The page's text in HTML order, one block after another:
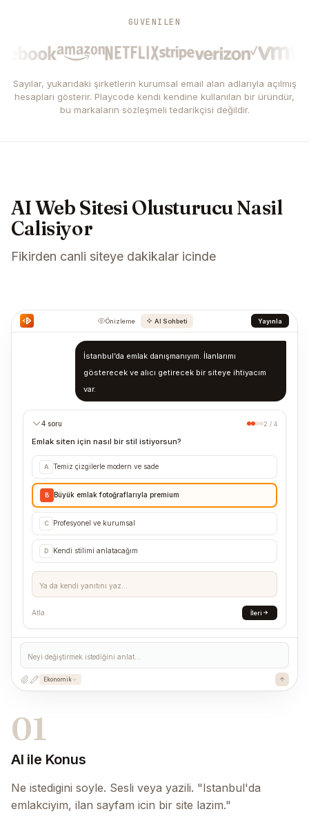
GUVENILEN
Sayılar, yukarıdaki şirketlerin kurumsal email alan adlarıyla açılmış
hesapları gösterir. Playcode kendi kendine kullanılan bir üründür,
bu markaların sözleşmeli tedarikçisi değildir.
AI Web Sitesi Olusturucu Nasil
Calisiyor
Fikirden canli siteye dakikalar icinde
01
AI ile Konus
Ne istedigini soyle. Sesli veya yazili. "Istanbul'da
emlakciyim, ilan sayfam icin bir site lazim."
Önizleme AI Sohbeti Yayınla
İstanbul’da emlak danışmanıyım. İlanlarımı
gösterecek ve alıcı getirecek bir siteye ihtiyacım
var.
4 soru 2 / 4
Emlak siten için nasıl bir stil istiyorsun?
A Temiz çizgilerle modern ve sade
B Büyük emlak fotoğraflarıyla premium
C Profesyonel ve kurumsal
D Kendi stilimi anlatacağım
Ya da kendi yanıtını yaz...
Atla İleri
Neyi değiştirmek istediğini anlat...
Ekonomik